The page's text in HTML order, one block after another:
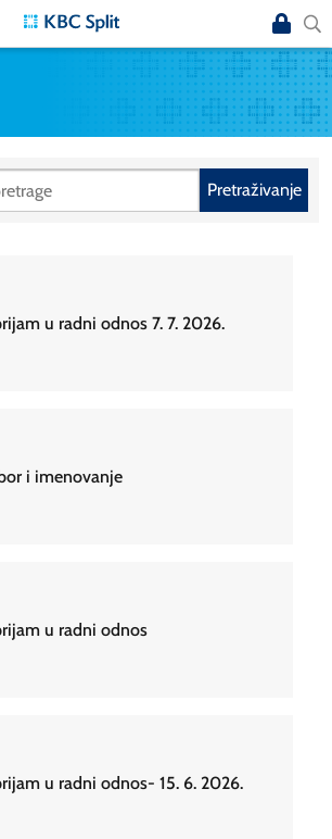
Pretraživanje
u radni odnos 7. 7. 2026.
i imenovanje
u radni odnos
u radni odnos- 15. 6. 2026.